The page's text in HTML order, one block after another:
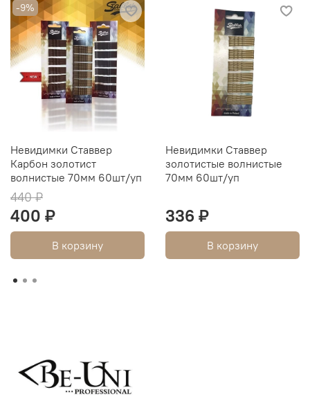
-9%
Невидимки Ставвер
Карбон золотист
волнистые 70мм 60шт/уп
440 ₽
400 ₽
В корзину
Невидимки Ставвер
золотистые волнистые
70мм 60шт/уп
336 ₽
В корзину